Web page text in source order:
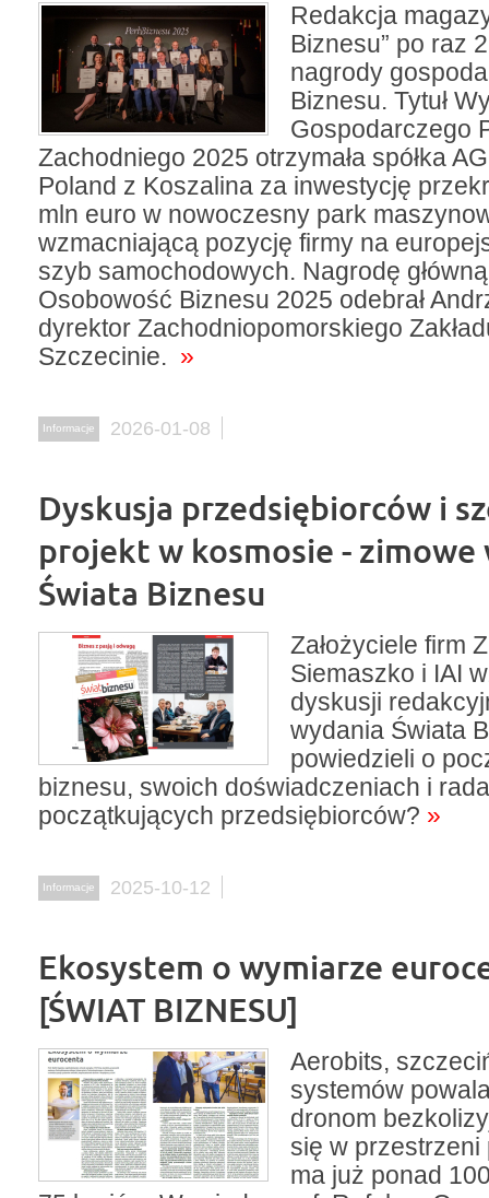
Redakcja
Biznesu” po raz
nagrody
Biznesu. Tytuł
Gospodarczego
Zachodniego 2025 otrzymała spółka
Poland z Koszalina za inwestycję
mln euro w nowoczesny park
wzmacniającą pozycję firmy na
szyb samochodowych. Nagrodę
Osobowość Biznesu 2025 odebrał
dyrektor Zachodniopomorskiego
Szczecinie. »
Informacje 2026-01-08
Dyskusja przedsiębiorców i
projekt w kosmosie - zimowe
Świata Biznesu
Założyciele firm
Siemaszko i IAI
dyskusji
wydania Świata
powiedzieli o
biznesu, swoich doświadczeniach i
początkujących przedsiębiorców? »
Informacje 2025-10-12
Ekosystem o wymiarze
[ŚWIAT BIZNESU]
Aerobits,
systemów
dronom
się w przestrzeni
ma już ponad